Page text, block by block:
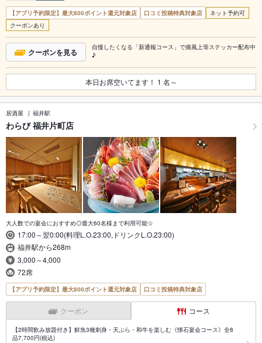
【アプリ予約限定】最大800ポイント還元対象店 口コミ投稿特典対象店
ネット予約可
クーポンあり
クーポンを見る
自慢したくなる「新通報コース」で痛風上等ステッカー配布中
♪
本日お席空いてます！ 1 名～
居酒屋 福井駅
わらび 福井片町店
大人数での宴会におすすめ◎最大60名様まで利用可能☆
17:00～翌0:00(料理L.O.23:00,ドリンクL.O.23:00)
福井駅から268m
3,000～4,000
72席
【アプリ予約限定】最大800ポイント還元対象店 口コミ投稿特典対象店
クーポン コース
【2時間飲み放題付き】鮮魚3種刺身・天ぷら・和牛を楽しむ《懐石宴会コース》全8
品7,700円(税込)